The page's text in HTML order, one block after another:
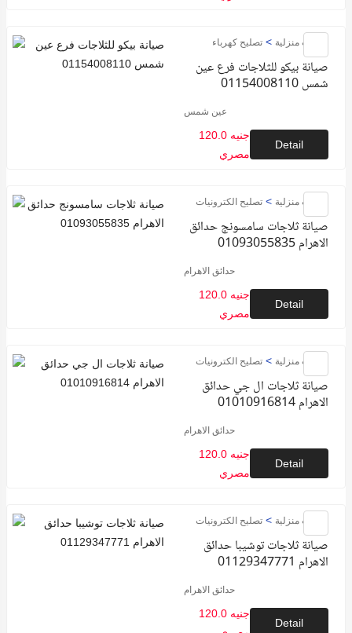
خدمات منزلية > تصليح كهرباء
صيانة بيكو للثلاجات فرع عين
شمس 01154008110
عين شمس
120.0 جنيه
مصري
Detail
خدمات منزلية > تصليح الكترونيات
صيانة ثلاجات سامسونج حدائق
الاهرام 01093055835
حدائق الاهرام
120.0 جنيه
مصري
Detail
خدمات منزلية > تصليح الكترونيات
صيانة ثلاجات ال جي حدائق
الاهرام 01010916814
حدائق الاهرام
120.0 جنيه
مصري
Detail
خدمات منزلية > تصليح الكترونيات
صيانة ثلاجات توشيبا حدائق
الاهرام 01129347771
حدائق الاهرام
120.0 جنيه
Detail